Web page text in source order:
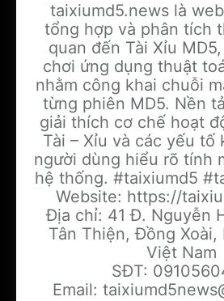
AI Business Card Reader New
Add to Home Screen
Add to Gallery
taixiumd5.news là
tổng hợp và phân tích
quan đến Tài Xỉu
chơi ứng dụng thuật
nhằm công khai chuỗi
từng phiên MD5. Nền
giải thích cơ chế hoạt
Tài – Xỉu và các yếu tố
người dùng hiểu rõ tính
hệ thống. #taixiumd5
Website: https://
Địa chỉ: 41 Đ. Nguyễn
Tân Thiện, Đồng Xoài,
Việt Nam
SĐT:
Email: